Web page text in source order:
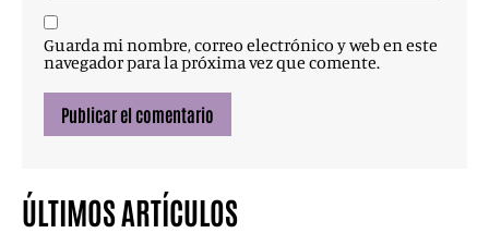
Guarda mi nombre, correo electrónico y web en este
navegador para la próxima vez que comente.
ÚLTIMOS ARTÍCULOS